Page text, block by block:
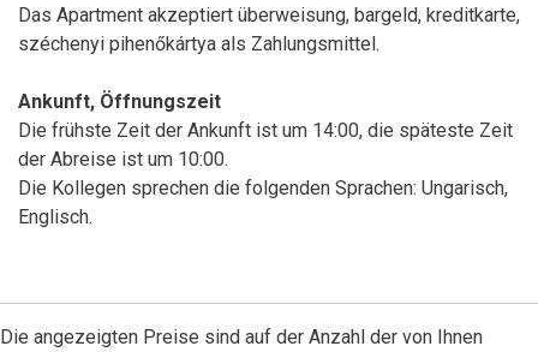
Das Apartment akzeptiert überweisung, bargeld, kreditkarte,
széchenyi pihenőkártya als Zahlungsmittel.
Ankunft, Öffnungszeit
Die frühste Zeit der Ankunft ist um 14:00, die späteste Zeit
der Abreise ist um 10:00.
Die Kollegen sprechen die folgenden Sprachen: Ungarisch,
Englisch.
Die angezeigten Preise sind auf der Anzahl der von Ihnen